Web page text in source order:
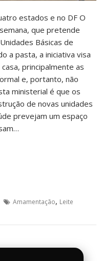
estados e no DF O
que pretende
Básicas de
a pasta, a iniciativa visa
principalmente as
e, portanto, não
ministerial é que os
de novas unidades
prevejam um espaço
e Amamentação, Leite